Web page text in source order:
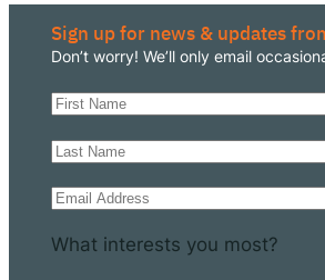
Sign up for news & updates
Don’t worry! We’ll only email
What interests you most?